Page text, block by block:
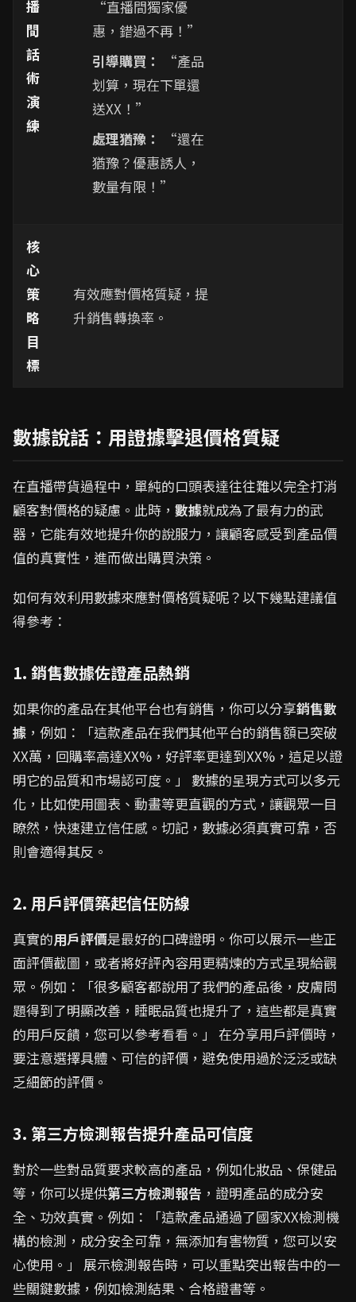
播
間
話
術
演
練
“直播間獨家優
惠，錯過不再！”
引導購買：
“產品
划算，現在下單還
送XX！”
處理猶豫：
“還在
猶豫？優惠誘人，
數量有限！”
核
心
策
略
目
標
有效應對價格質疑，提
升銷售轉換率。
數據說話：用證據擊退價格質疑
在直播帶貨過程中，單純的口頭表達往往難以完全打消
顧客對價格的疑慮。此時， 數據就成為了最有力的武
器，它能有效地提升你的說服力，讓顧客感受到產品價
值的真實性，進而做出購買決策。
如何有效利用數據來應對價格質疑呢？以下幾點建議值
得參考：
1. 銷售數據佐證產品熱銷
如果你的產品在其他平台也有銷售，你可以分享銷售數
據 ，例如：「這款產品在我們其他平台的銷售額已突破
XX萬，回購率高達XX%，好評率更達到XX%，這足以證
明它的品質和市場認可度。」 數據的呈現方式可以多元
化，比如使用圖表、動畫等更直觀的方式，讓觀眾一目
瞭然，快速建立信任感。切記，數據必須真實可靠，否
則會適得其反。
2. 用戶評價築起信任防線
真實的用戶評價是最好的口碑證明。你可以展示一些正
面評價截圖，或者將好評內容用更精煉的方式呈現給觀
眾。例如：「很多顧客都說用了我們的產品後，皮膚問
題得到了明顯改善，睡眠品質也提升了，這些都是真實
的用戶反饋，您可以參考看看。」 在分享用戶評價時，
要注意選擇具體、可信的評價，避免使用過於泛泛或缺
乏細節的評價。
3. 第三方檢測報告提升產品可信度
對於一些對品質要求較高的產品，例如化妝品、保健品
等，你可以提供第三方檢測報告 ，證明產品的成分安
全、功效真實。例如：「這款產品通過了國家XX檢測機
構的檢測，成分安全可靠，無添加有害物質，您可以安
心使用。」 展示檢測報告時，可以重點突出報告中的一
些關鍵數據，例如檢測結果、合格證書等。